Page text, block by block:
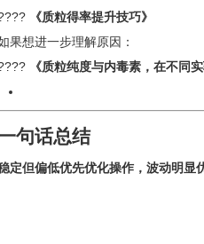
《质粒得率提升技巧》
果想进一步理解原因：
《质粒纯度与内毒素，在不同
句话总结
定但偏低优先优化操作，波动明